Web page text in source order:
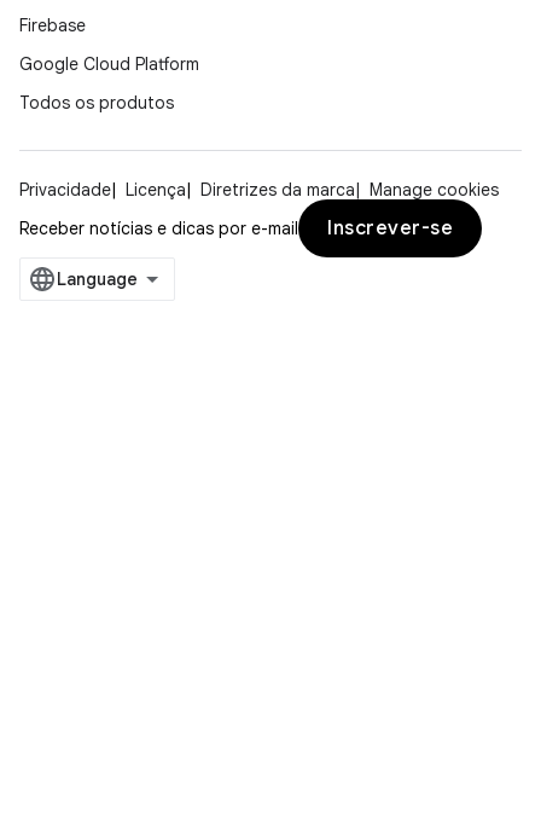
Firebase
Google Cloud Platform
Todos os produtos
Privacidade Licença Diretrizes da marca
Manage cookies
Receber notícias e dicas por e-mail
Inscrever-se